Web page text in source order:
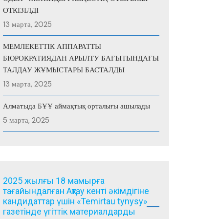
ӨТКІЗІЛДІ
13 марта, 2025
МЕМЛЕКЕТТІК АППАРАТТЫ
БЮРОКРАТИЯДАН АРЫЛТУ БАҒЫТЫНДАҒЫ
ТАЛДАУ ЖҰМЫСТАРЫ БАСТАЛДЫ
13 марта, 2025
Алматыда БҰҰ аймақтық орталығы ашылады
5 марта, 2025
2025 жылғы 18 мамырға
тағайындалған Ақтау кенті әкімдігіне
кандидаттар үшін «Temirtau tynysy»
газетінде үгіттік материалдарды